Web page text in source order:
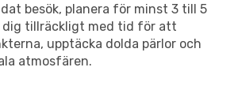
besök, planera för minst 3 till 5
dig tillräckligt med tid för att
upptäcka dolda pärlor och
atmosfären.